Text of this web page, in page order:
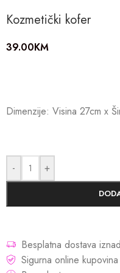
Kozmetički kofer
39.00KM
Dimenzije: Visina 27cm x
- +
Besplatna dostava
Sigurna online kupovina